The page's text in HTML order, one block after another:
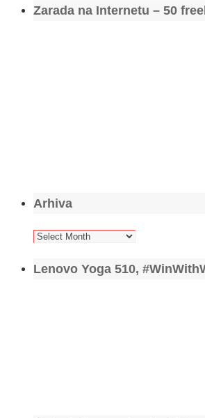
Zarada na Internetu – 50
Arhiva
Arhiva
Lenovo Yoga 510,